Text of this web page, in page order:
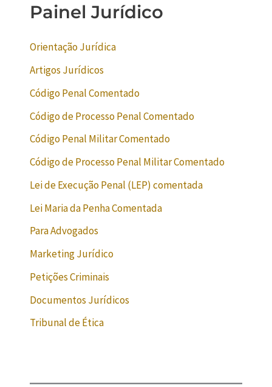
Painel Jurídico
Orientação Jurídica
Artigos Jurídicos
Código Penal Comentado
Código de Processo Penal Comentado
Código Penal Militar Comentado
Código de Processo Penal Militar Comentado
Lei de Execução Penal (LEP) comentada
Lei Maria da Penha Comentada
Para Advogados
Marketing Jurídico
Petições Criminais
Documentos Jurídicos
Tribunal de Ética